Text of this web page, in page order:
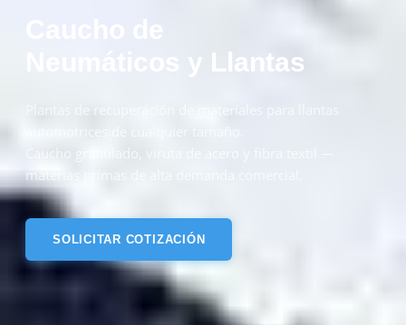
Caucho de
Neumáticos y Llantas
automotrices de cualquier tamaño.
Caucho granulado, viruta de acero y fibra textil —
materias primas de alta demanda comercial.
SOLICITAR COTIZACIÓN